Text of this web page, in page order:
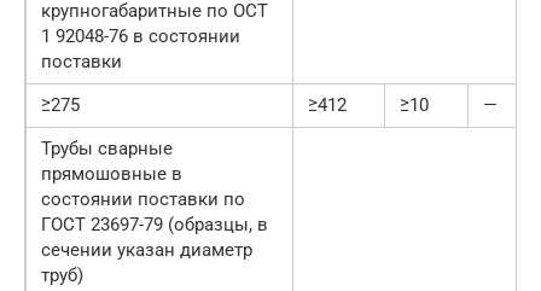
крупногабаритные по ОСТ
1 92048-76 в состоянии
поставки
≥275
≥412 ≥10
—
Трубы сварные
прямошовные в
состоянии поставки по
ГОСТ 23697-79 (образцы, в
сечении указан диаметр
труб)